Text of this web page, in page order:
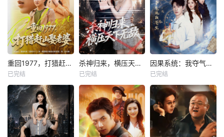
重回1977，打猎赶山娶老婆
已完结
杀神归来，横压天下无敌
已完结
因果系统：我夺气运救苍生
已完结